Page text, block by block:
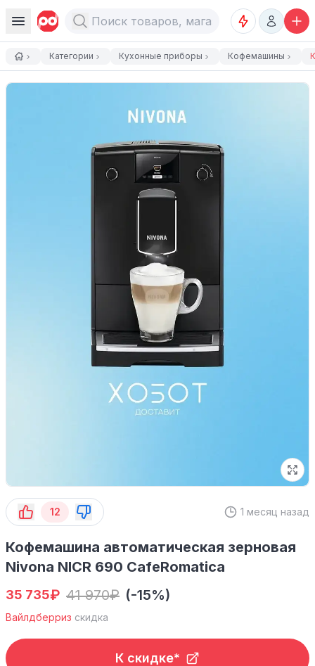
Категории Кухонные приборы Кофемашины
12 1 месяц назад
Кофемашина автоматическая зерновая
Nivona NICR 690 CafeRomatica
35 735₽ 41 970₽ (-15%)
Вайлдберриз скидка
К скидке*